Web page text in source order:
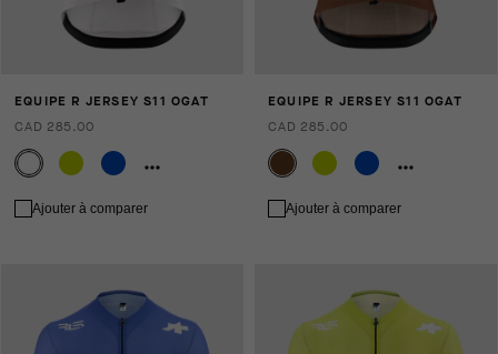
EQUIPE R JERSEY S11 OGAT
CAD 285.00
Ajouter à comparer
EQUIPE R JERSEY S11 OGAT
CAD 285.00
Ajouter à comparer